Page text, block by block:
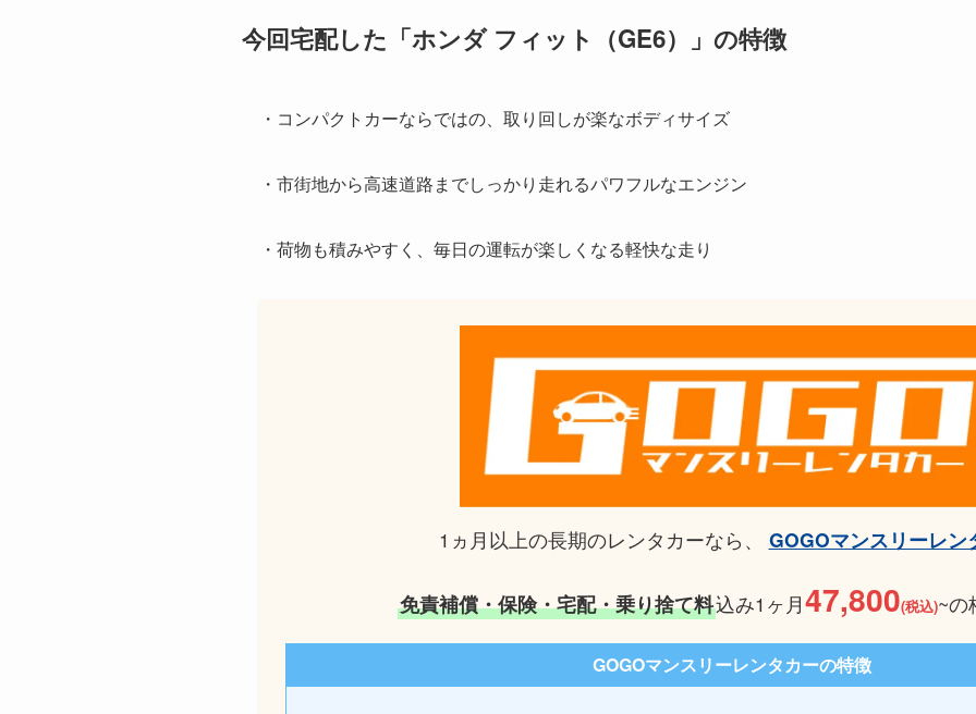
今回宅配した「ホンダ フィット（GE6）」の特徴
・コンパクトカーならではの、取り回しが楽なボディサイズ
・市街地から高速道路までしっかり走れるパワフルなエンジン
・荷物も積みやすく、毎日の運転が楽しくなる軽快な走り
1ヵ月以上の長期のレンタカーなら、 GOGOマンスリーレン
免責補償・保険・宅配・乗り捨て料込み1ヶ月47,800(税込)~の
GOGOマンスリーレンタカーの特徴